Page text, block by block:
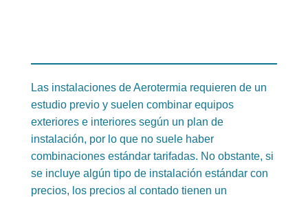
Las instalaciones de Aerotermia requieren de un
estudio previo y suelen combinar equipos
exteriores e interiores según un plan de
instalación, por lo que no suele haber
combinaciones estándar tarifadas. No obstante, si
se incluye algún tipo de instalación estándar con
precios, los precios al contado tienen un